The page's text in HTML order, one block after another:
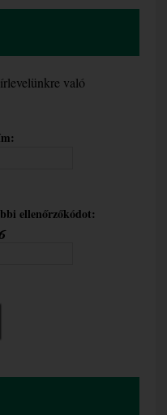
való
ellenőrzőkódot: